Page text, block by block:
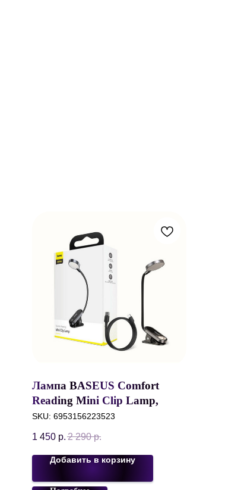
Лампа BASEUS Comfort
Reading Mini Clip Lamp,
DGRAD-0G
SKU: 6953156223523
1 450 р. 2 290 р.
Добавить в корзину